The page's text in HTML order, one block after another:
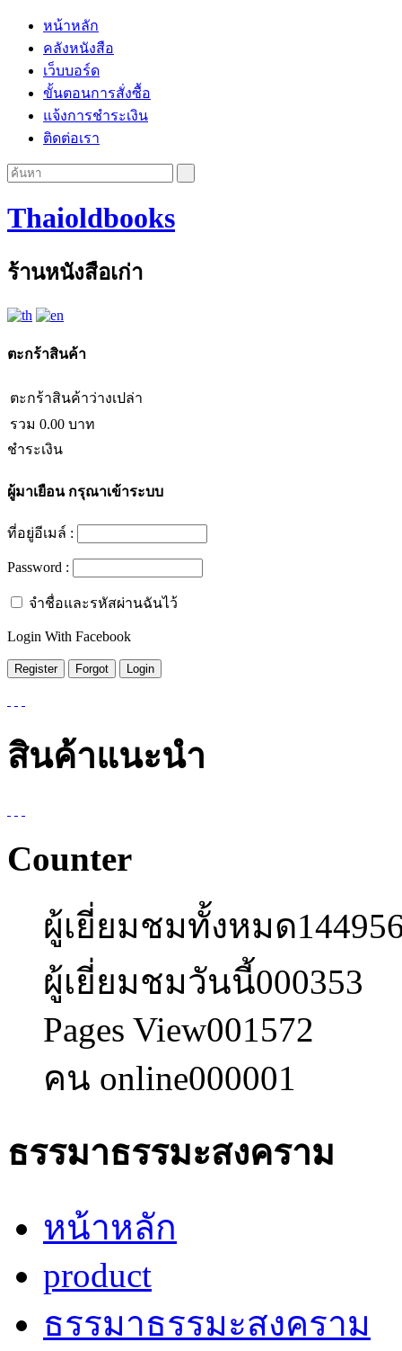
หน้าหลัก
คลังหนังสือ
เว็บบอร์ด
ขั้นตอนการสั่งซื้อ
แจ้งการชำระเงิน
ติดต่อเรา
Thaioldbooks
ร้านหนังสือเก่า
ตะกร้าสินค้า
ตะกร้าสินค้าว่างเปล่า
รวม 0.00 บาท
ชำระเงิน
ผู้มาเยือนกรุณาเข้าระบบ
ที่อยู่อีเมล์ :
Password :
จำชื่อและรหัสผ่านฉันไว้
Login With Facebook
สินค้าแนะนำ
Counter
ผู้เยี่ยมชมทั้งหมด
ผู้เยี่ยมชมวันนี้000353
Pages View001572
คน online000001
ธรรมาธรรมะสงคราม
หน้าหลัก
product
ธรรมาธรรมะสงคราม